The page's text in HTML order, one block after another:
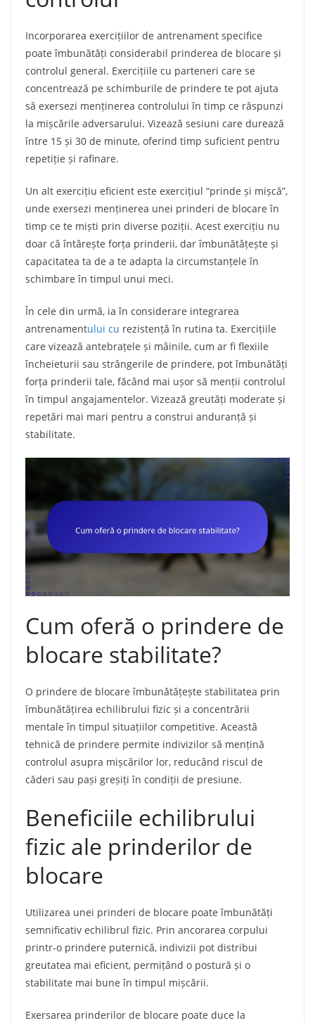
Incorporarea exercițiilor de antrenament specifice
poate îmbunătăți considerabil prinderea de blocare și
controlul general. Exercițiile cu parteneri care se
concentrează pe schimburile de prindere te pot ajuta
să exersezi menținerea controlului în timp ce răspunzi
la mișcările adversarului. Vizează sesiuni care durează
între 15 și 30 de minute, oferind timp suficient pentru
repetiție și rafinare.
Un alt exercițiu eficient este exercițiul “prinde și mișcă”,
unde exersezi menținerea unei prinderi de blocare în
timp ce te miști prin diverse poziții. Acest exercițiu nu
doar că întărește forța prinderii, dar îmbunătățește și
capacitatea ta de a te adapta la circumstanțele în
schimbare în timpul unui meci.
În cele din urmă, ia în considerare integrarea
antrenamentului cu rezistență în rutina ta. Exercițiile
care vizează antebrațele și mâinile, cum ar fi flexiile
încheieturii sau strângerile de prindere, pot îmbunătăți
forța prinderii tale, făcând mai ușor să menții controlul
în timpul angajamentelor. Vizează greutăți moderate și
repetări mai mari pentru a construi anduranță și
stabilitate.
Cum oferă o prindere de
blocare stabilitate?
O prindere de blocare îmbunătățește stabilitatea prin
îmbunătățirea echilibrului fizic și a concentrării
mentale în timpul situațiilor competitive. Această
tehnică de prindere permite indivizilor să mențină
controlul asupra mișcărilor lor, reducând riscul de
căderi sau pași greșiți în condiții de presiune.
Beneficiile echilibrului
fizic ale prinderilor de
blocare
Utilizarea unei prinderi de blocare poate îmbunătăți
semnificativ echilibrul fizic. Prin ancorarea corpului
printr-o prindere puternică, indivizii pot distribui
greutatea mai eficient, permițând o postură și o
stabilitate mai bune în timpul mișcării.
Exersarea prinderilor de blocare poate duce la